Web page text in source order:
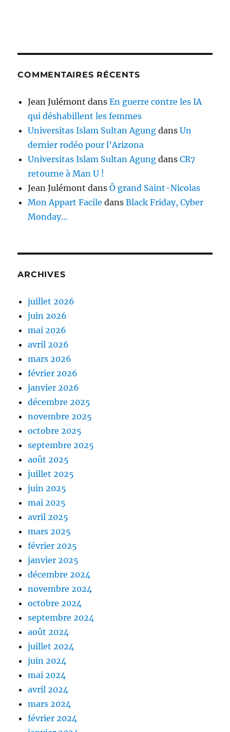
COMMENTAIRES RÉCENTS
Jean Julémont dansEn guerre contre les IA
qui déshabillent les femmes
Universitas Islam Sultan Agung dansUn
dernier rodéo pour l’Arizona
Universitas Islam Sultan Agung dansCR7
retourne à Man U !
Jean Julémont dansÔ grand Saint-Nicolas
Mon Appart Facile dansBlack Friday, Cyber
Monday…
ARCHIVES
juillet 2026
juin 2026
mai 2026
avril 2026
mars 2026
février 2026
janvier 2026
décembre 2025
novembre 2025
octobre 2025
septembre 2025
août 2025
juillet 2025
juin 2025
mai 2025
avril 2025
mars 2025
février 2025
janvier 2025
décembre 2024
novembre 2024
octobre 2024
septembre 2024
août 2024
juillet 2024
juin 2024
mai 2024
avril 2024
mars 2024
février 2024